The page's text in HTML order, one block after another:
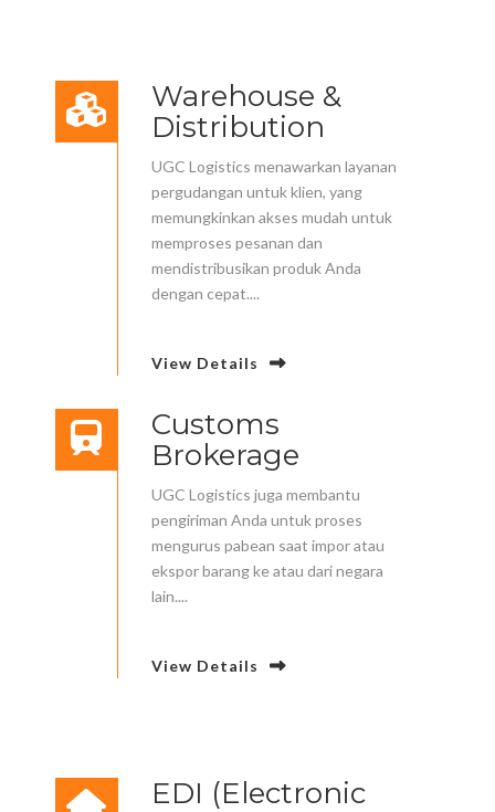
Warehouse &
Distribution
UGC Logistics menawarkan layanan
pergudangan untuk klien, yang
memungkinkan akses mudah untuk
memproses pesanan dan
mendistribusikan produk Anda
dengan cepat....
View Details
Customs
Brokerage
UGC Logistics juga membantu
pengiriman Anda untuk proses
mengurus pabean saat impor atau
ekspor barang ke atau dari negara
lain....
View Details
EDI (Electronic